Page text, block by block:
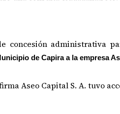
concesión administrativa
de Capira a la empresa
Aseo Capital S. A. tuvo